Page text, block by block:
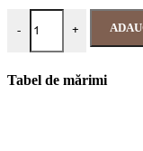
- +
Tabel de mărimi